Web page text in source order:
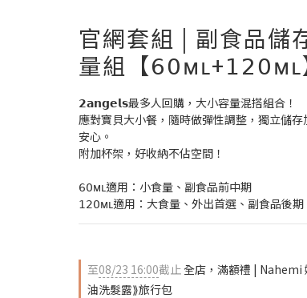
官網套組 | 副食品儲
量組【𝟨𝟢ᴍʟ+𝟣𝟤𝟢ᴍʟ
𝟮𝗮𝗻𝗴𝗲𝗹𝘀最多人回購，大小容量混搭組合！
應對寶貝大小餐，隨時做彈性調整，獨立儲
安心。
附加杯架，好收納不佔空間！
𝟨𝟢ᴍʟ適用：小食量、副食品前中期
𝟣𝟤𝟢ᴍʟ適用：大食量、外出首選、副食品後期
至08/23 16:00截止全店，滿額禮 | Nahemi
油洗髮露⟫旅行包